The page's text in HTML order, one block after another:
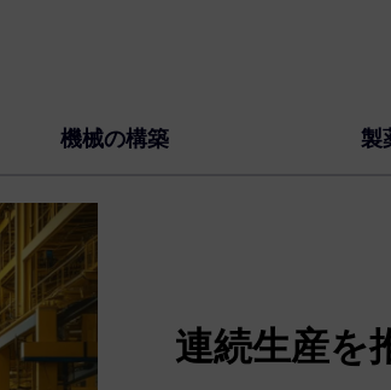
機械の構築 製
連続生産を